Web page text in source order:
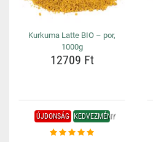
Kurkuma Latte BIO – por,
1000g
12709 Ft
ÚJDONSÁG KEDVEZMÉNY